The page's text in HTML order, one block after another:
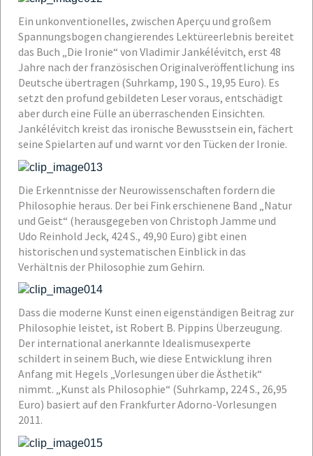
Ein unkonventionelles, zwischen Aperçu und großem
Spannungsbogen changierendes Lektüreerlebnis bereitet
das Buch „Die Ironie“ von Vladimir Jankélévitch, erst 48
Jahre nach der französischen Originalveröffentlichung ins
Deutsche übertragen (Suhrkamp, 190 S., 19,95 Euro). Es
setzt den profund gebildeten Leser voraus, entschädigt
aber durch eine Fülle an überraschenden Einsichten.
Jankélévitch kreist das ironische Bewusstsein ein, fächert
seine Spielarten auf und warnt vor den Tücken der Ironie.
Die Erkenntnisse der Neurowissenschaften fordern die
Philosophie heraus. Der bei Fink erschienene Band „Natur
und Geist“ (herausgegeben von Christoph Jamme und
Udo Reinhold Jeck, 424 S., 49,90 Euro) gibt einen
historischen und systematischen Einblick in das
Verhältnis der Philosophie zum Gehirn.
Dass die moderne Kunst einen eigenständigen Beitrag zur
Philosophie leistet, ist Robert B. Pippins Überzeugung.
Der international anerkannte Idealismusexperte
schildert in seinem Buch, wie diese Entwicklung ihren
Anfang mit Hegels „Vorlesungen über die Ästhetik“
nimmt. „Kunst als Philosophie“ (Suhrkamp, 224 S., 26,95
Euro) basiert auf den Frankfurter Adorno-Vorlesungen
2011.